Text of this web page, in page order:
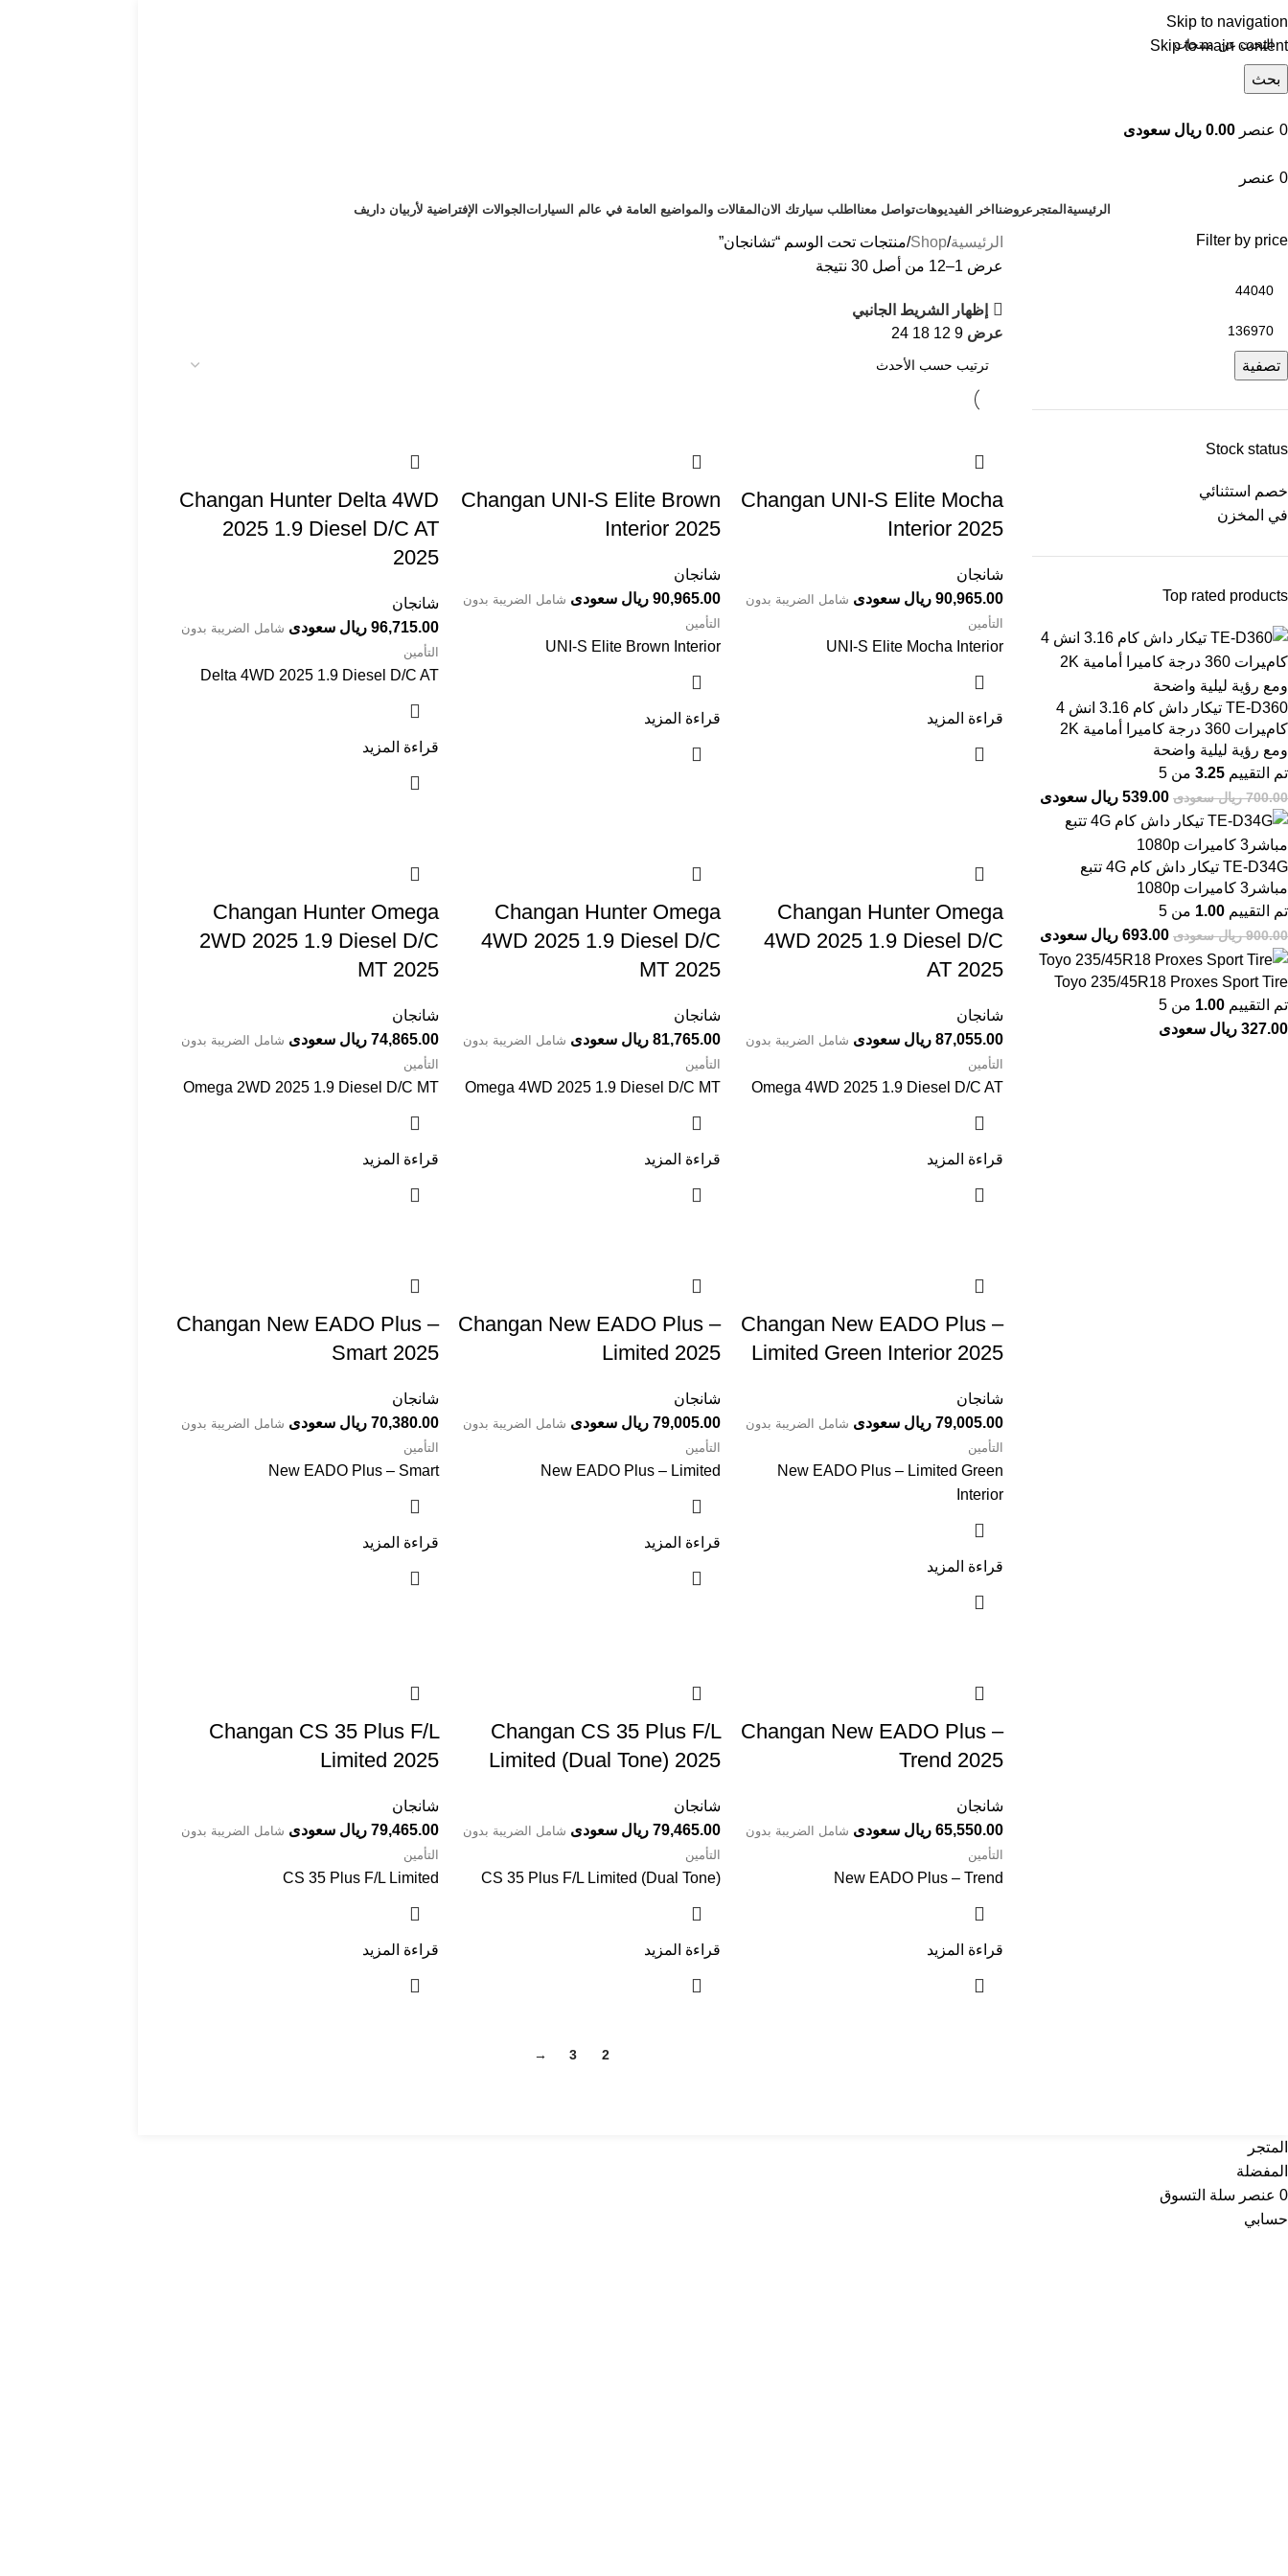
Skip to navigation
Skip to main content
بحث
0 عنصر 0.00 ريال سعودى
0 عنصر
الرئيسية المتجر عروضنا اخر الفيديوهاتتواصل معنا اطلب سيارتك الان المقالات والمواضيع العامة في عالم السيارات الجوالات الإفتراضية لأربيان داريف
Filter by price
تصفية
Stock status
خصم استثنائي
في المخزن
Top rated products
TE-D360 تيكار داش كام 3.16 انش 4
كامﻴﺮات 360 درجة كاميرا أمامية 2K
ومع رؤية ليلية واضحة
تم التقييم 3.25 من 5
700.00 ريال سعودى 539.00 ريال سعودى
TE-D34G تيكار داش كام 4G تتبع
مباشر3 كاميرات 1080p
تم التقييم 1.00 من 5
900.00 ريال سعودى 693.00 ريال سعودى
Toyo 235/45R18 Proxes Sport Tire
تم التقييم 1.00 من 5
327.00 ريال سعودى
الرئيسية Shop منتجات تحت الوسم “تشانجان”
عرض 1–12 من أصل 30 نتيجة
إظهار الشريط الجانبي
عرض9
12
18
24
Interior 2025⁩⁩⁩
شانجان
90,965.00 ريال سعودى
شامل الضريبة بدون
التأمين
UNI-S Elite Mocha Interior
قراءة المزيد
Interior 2025⁩⁩
شانجان
90,965.00 ريال سعودى
شامل الضريبة بدون
التأمين
UNI-S Elite Brown Interior
قراءة المزيد
2025 1.9 Diesel D/C AT
2025⁩
شانجان
96,715.00 ريال سعودى
شامل الضريبة بدون
التأمين
Delta 4WD 2025 1.9 Diesel D/C AT
قراءة المزيد
⁦Changan Hunter Omega
4WD 2025 1.9 Diesel D/C
AT 2025
شانجان
87,055.00 ريال سعودى
شامل الضريبة بدون
التأمين
Omega 4WD 2025 1.9 Diesel D/C AT
قراءة المزيد
Changan Hunter Omega
4WD 2025 1.9 Diesel D/C
MT 2025
شانجان
81,765.00 ريال سعودى
شامل الضريبة بدون
التأمين
Omega 4WD 2025 1.9 Diesel D/C MT
قراءة المزيد
Changan Hunter Omega
2WD 2025 1.9 Diesel D/C
MT 2025
شانجان
74,865.00 ريال سعودى
شامل الضريبة بدون
التأمين
Omega 2WD 2025 1.9 Diesel D/C MT
قراءة المزيد
Limited Green Interior 2025⁩⁩⁩⁩⁩⁩⁩⁩⁩⁩⁩⁩⁩
شانجان
79,005.00 ريال سعودى
شامل الضريبة بدون
التأمين
New EADO Plus – Limited Green
Interior
قراءة المزيد
Limited 2025⁩⁩⁩⁩⁩⁩⁩⁩⁩⁩⁩⁩
شانجان
79,005.00 ريال سعودى
شامل الضريبة بدون
التأمين
New EADO Plus – Limited
قراءة المزيد
Smart 2025⁩⁩⁩⁩⁩⁩⁩⁩⁩⁩⁩
شانجان
70,380.00 ريال سعودى
شامل الضريبة بدون
التأمين
New EADO Plus – Smart
قراءة المزيد
Trend 2025⁩⁩⁩⁩⁩⁩⁩⁩⁩⁩
شانجان
65,550.00 ريال سعودى
شامل الضريبة بدون
التأمين
New EADO Plus – Trend
قراءة المزيد
Limited (Dual Tone) 2025⁩⁩⁩⁩⁩⁩⁩⁩⁩
شانجان
79,465.00 ريال سعودى
شامل الضريبة بدون
التأمين
CS 35 Plus F/L Limited (Dual Tone)
قراءة المزيد
Limited 2025⁩⁩⁩⁩⁩⁩⁩⁩
شانجان
79,465.00 ريال سعودى
شامل الضريبة بدون
التأمين
CS 35 Plus F/L Limited
قراءة المزيد
2
3
→
المتجر
المفضلة
0 عنصر سلة التسوق
حسابي